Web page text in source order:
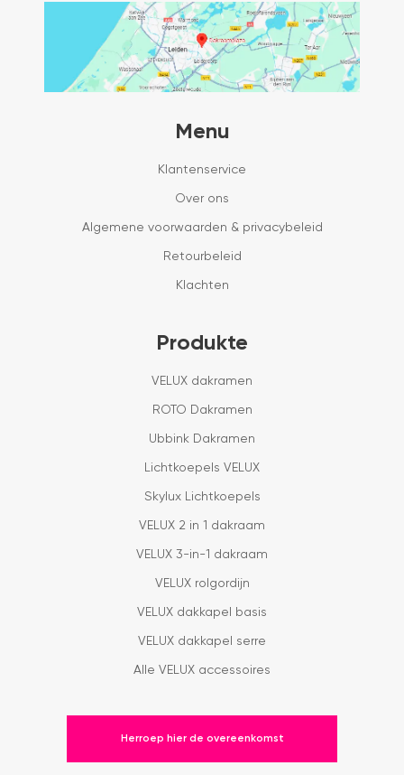
Menu
Klantenservice
Over ons
Algemene voorwaarden & privacybeleid
Retourbeleid
Klachten
Produkte
VELUX dakramen
ROTO Dakramen
Ubbink Dakramen
Lichtkoepels VELUX
Skylux Lichtkoepels
VELUX 2 in 1 dakraam
VELUX 3-in-1 dakraam
VELUX rolgordijn
VELUX dakkapel basis
VELUX dakkapel serre
Alle VELUX accessoires
Herroep hier de overeenkomst